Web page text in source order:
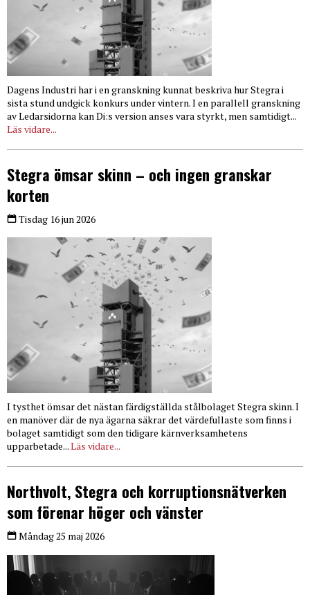
Dagens Industri har i en granskning kunnat beskriva hur Stegra i
sista stund undgick konkurs under vintern. I en parallell granskning
av Ledarsidorna kan Di:s version anses vara styrkt, men samtidigt...
Läs vidare...
Stegra ömsar skinn – och ingen granskar
korten
Tisdag 16 jun 2026
I tysthet ömsar det nästan färdigställda stålbolaget Stegra skinn. I
en manöver där de nya ägarna säkrar det värdefullaste som finns i
bolaget samtidigt som den tidigare kärnverksamhetens
upparbetade...Läs vidare...
Northvolt, Stegra och korruptionsnätverken
som förenar höger och vänster
Måndag 25 maj 2026